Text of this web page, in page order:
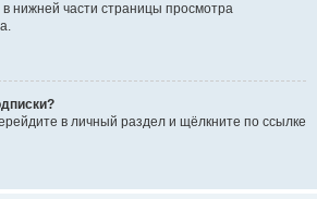
нижней части страницы просмотра
в личный раздел и щёлкните по ссылке